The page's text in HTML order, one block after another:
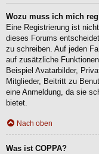
Wozu muss ich mich
Eine Registrierung ist
dieses Forums
zu schreiben. Auf jeden
auf zusätzliche
Beispiel Avatarbilder,
Mitglieder, Beitritt zu
eine Anmeldung, da sie
bietet.
Nach oben
Was ist COPPA?